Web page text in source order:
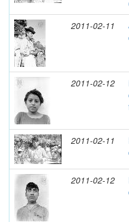
2011-02-11
2011-02-12
2011-02-11
2011-02-12